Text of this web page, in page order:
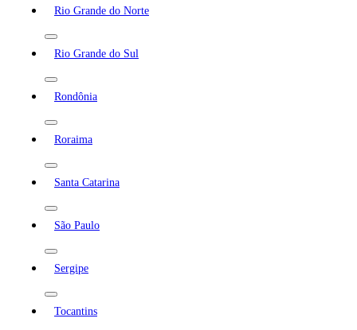
Rio Grande do Norte
Rio Grande do Sul
Rondônia
Roraima
Santa Catarina
São Paulo
Sergipe
Tocantins